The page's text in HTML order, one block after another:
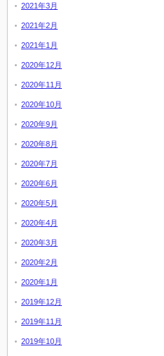
2021年3月
2021年2月
2021年1月
2020年12月
2020年11月
2020年10月
2020年9月
2020年8月
2020年7月
2020年6月
2020年5月
2020年4月
2020年3月
2020年2月
2020年1月
2019年12月
2019年11月
2019年10月